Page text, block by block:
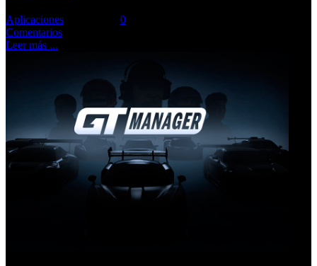
Aplicaciones
0
Comentarios
Leer más ...